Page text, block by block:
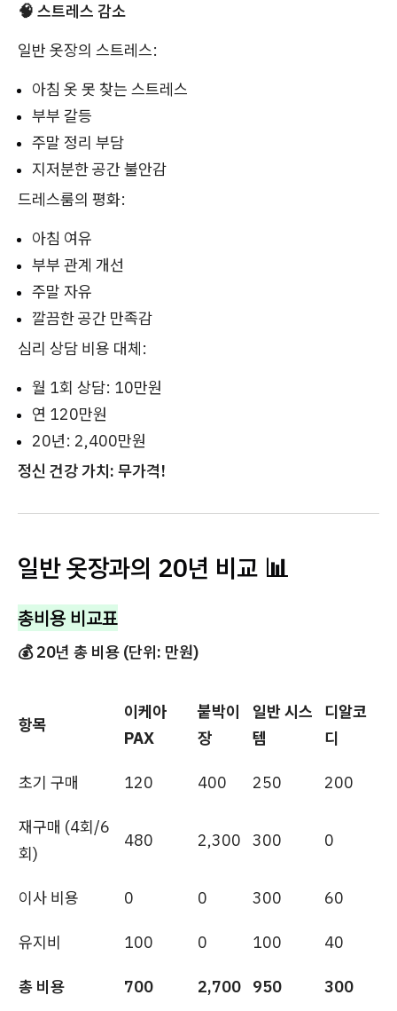
🧠 스트레스 감소
일반 옷장의 스트레스:
아침 옷 못 찾는 스트레스
부부 갈등
주말 정리 부담
지저분한 공간 불안감
드레스룸의 평화:
아침 여유
부부 관계 개선
주말 자유
깔끔한 공간 만족감
심리 상담 비용 대체:
월 1회 상담: 10만원
연 120만원
20년: 2,400만원
정신 건강 가치: 무가격!
일반 옷장과의 20년 비교 📊
총비용 비교표
💰 20년 총 비용 (단위: 만원)
항목
이케아
PAX
붙박이
장
일반 시스
템
디알코
디
초기 구매 120 400 250 200
재구매 (4회/6
회)
480 2,300 300 0
이사 비용 0 0 300 60
유지비 100 0 100 40
총 비용 700 2,700 950 300